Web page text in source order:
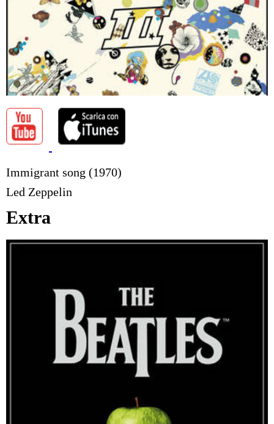
Immigrant song (1970)
Led Zeppelin
Extra